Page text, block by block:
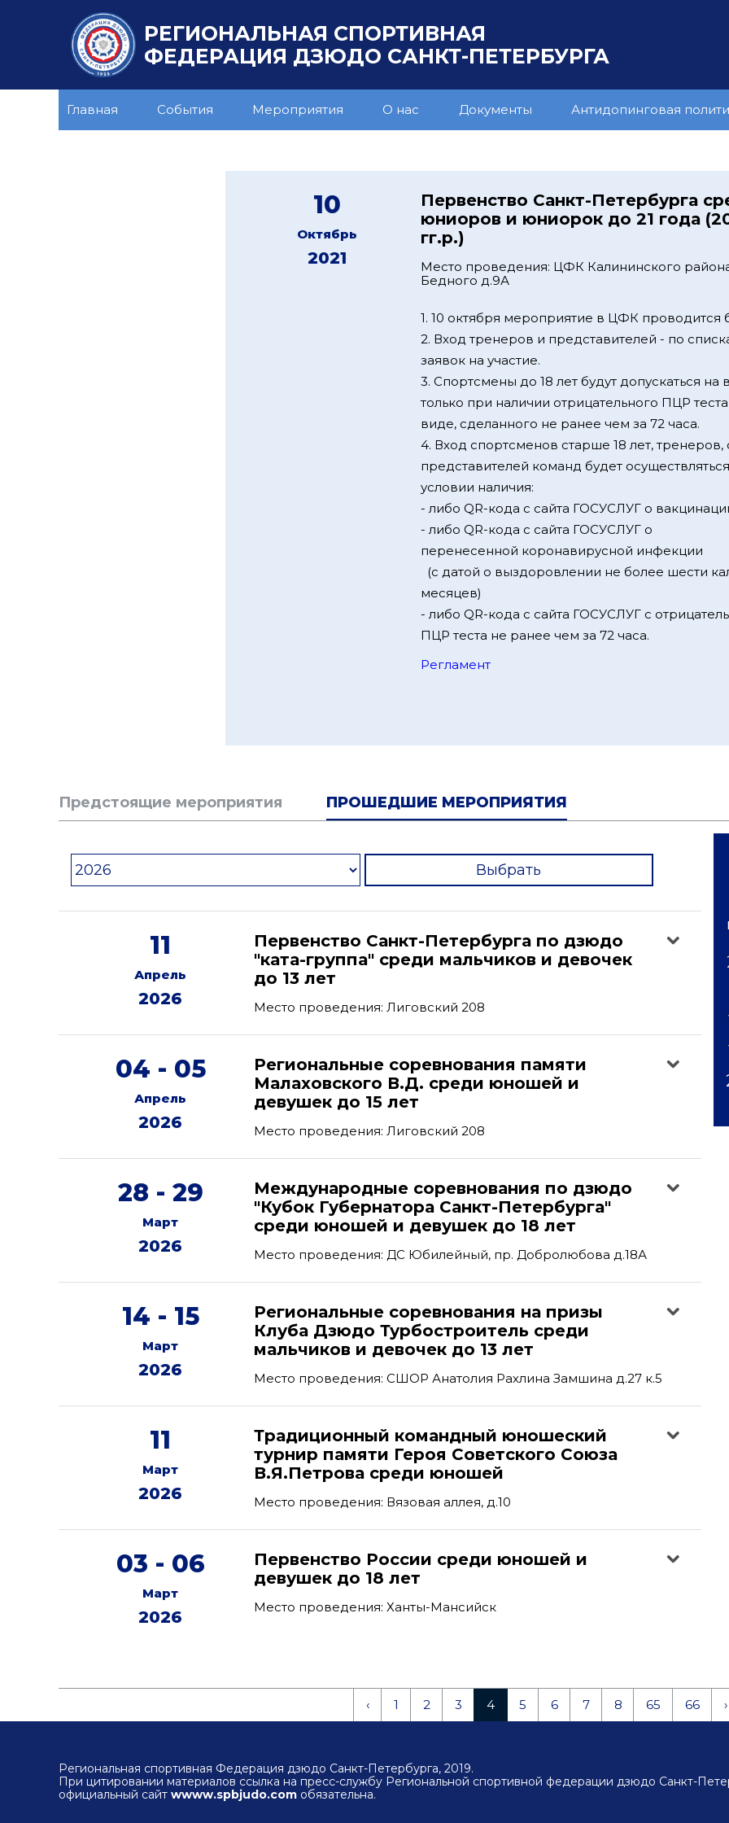
РЕГИОНАЛЬНАЯ СПОРТИВНАЯ
ФЕДЕРАЦИЯ ДЗЮДО САНКТ-ПЕТЕРБУРГА
Главная События Мероприятия О нас Документы Антидопинговая
10
Октябрь
2021
Первенство Санкт-Петербурга
юниоров и юниорок до 21 года
гг.р.)
Место проведения: ЦФК Калининского
Бедного д.9А
1. 10 октября мероприятие в ЦФК проводится
2. Вход тренеров и представителей - по
заявок на участие.
3. Спортсмены до 18 лет будут допускаться
только при наличии отрицательного ПЦР
виде, сделанного не ранее чем за 72 часа.
4. Вход спортсменов старше 18 лет, тренеров,
представителей команд будет
условии наличия:
- либо QR-кода с сайта ГОСУСЛУГ о
- либо QR-кода с сайта ГОСУСЛУГ о
перенесенной коронавирусной инфекции
(с датой о выздоровлении не более шести
месяцев)
- либо QR-кода с сайта ГОСУСЛУГ с
ПЦР теста не ранее чем за 72 часа.
Регламент
Предстоящие мероприятия ПРОШЕДШИЕ МЕРОПРИЯТИЯ
Выбрать
11
Апрель
2026
Первенство Санкт-Петербурга по дзюдо
"ката-группа" среди мальчиков и девочек
до 13 лет
Место проведения: Лиговский 208
04 - 05
Апрель
2026
Региональные соревнования памяти
Малаховского В.Д. среди юношей и
девушек до 15 лет
Место проведения: Лиговский 208
28 - 29
Март
2026
Международные соревнования по дзюдо
"Кубок Губернатора Санкт-Петербурга"
среди юношей и девушек до 18 лет
Место проведения: ДС Юбилейный, пр. Добролюбова д.18А
14 - 15
Март
2026
Региональные соревнования на призы
Клуба Дзюдо Турбостроитель среди
мальчиков и девочек до 13 лет
Место проведения: СШОР Анатолия Рахлина Замшина д.27 к.5
11
Март
2026
Традиционный командный юношеский
турнир памяти Героя Советского Союза
В.Я.Петрова среди юношей
Место проведения: Вязовая аллея, д.10
03 - 06
Март
2026
Первенство России среди юношей и
девушек до 18 лет
Место проведения: Ханты-Мансийск
1
‹ 1 2 3 4 5 6 7 8 65 66 ›
Региональная спортивная Федерация дзюдо Санкт-Петербурга, 2019.
При цитировании материалов ссылка на пресс-службу Региональной спортивной федерации дзюдо Санкт-
официальный сайт wwww.spbjudo.com обязательна.